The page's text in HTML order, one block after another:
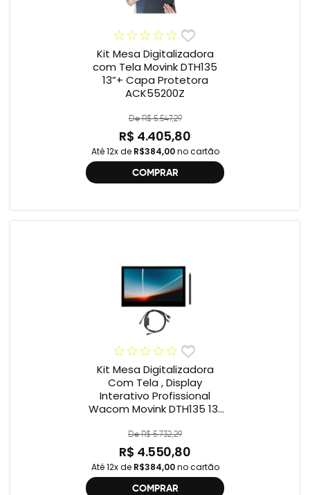
Kit Mesa Digitalizadora
com Tela Movink DTH135
13”+ Capa Protetora
ACK55200Z
De R$ 5.547,29
R$ 4.405,80
Até 12x de R$384,00no cartão
COMPRAR
Kit Mesa Digitalizadora
Com Tela , Display
Interativo Profissional
Wacom Movink DTH135 13”
One , 2ª geração
De R$ 5.732,29
R$ 4.550,80
Até 12x de R$384,00no cartão
COMPRAR